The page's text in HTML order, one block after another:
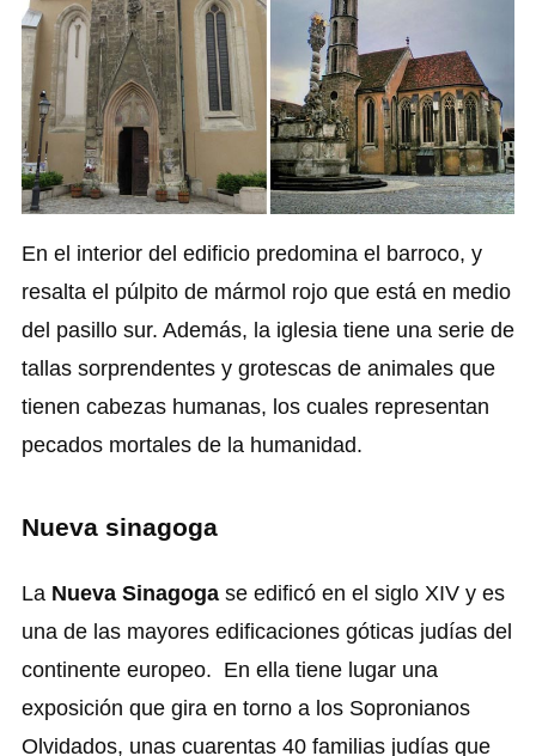
En el interior del edificio predomina el barroco, y
resalta el púlpito de mármol rojo que está en medio
del pasillo sur. Además, la iglesia tiene una serie de
tallas sorprendentes y grotescas de animales que
tienen cabezas humanas, los cuales representan
pecados mortales de la humanidad.
Nueva sinagoga
La Nueva Sinagoga se edificó en el siglo XIV y es
una de las mayores edificaciones góticas judías del
continente europeo. En ella tiene lugar una
exposición que gira en torno a los Sopronianos
Olvidados, unas cuarentas 40 familias judías que